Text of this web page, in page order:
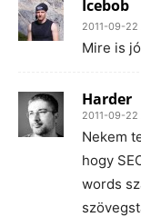
Icebob
2011-09-22
Mire is
Harder
2011-09-22
Nekem
hogy
words